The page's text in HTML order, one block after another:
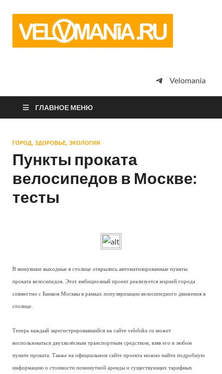
просто
Velomania
ГЛАВНОЕ МЕНЮ
ГОРОД, ЗДОРОВЬЕ, ЭКОЛОГИЯ
Пункты проката
велосипедов в Москве:
тесты
В минувшие выходные в столице открылись автоматизированные пункты
проката велосипедов. Этот амбициозный проект реализуется мэрией города
совместно с Банком Москвы в рамках популяризации велосипедного движения в
столице.
Теперь каждый зарегистрировавшийся на сайте velobike.ru может
воспользоваться двухколёсным транспортным средством, взяв его в любом
пункте проката. Также на официальном сайте проекта можно найти подробную
информацию о стоимости поминутной аренды и существующих тарифных